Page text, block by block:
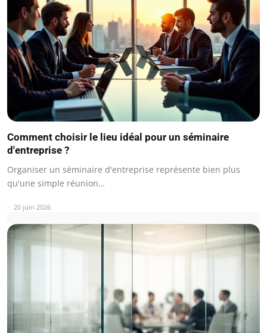
Comment choisir le lieu idéal pour un séminaire
d'entreprise ?
Organiser un séminaire d'entreprise représente bien plus
qu'une simple réunion…
20 juin 2026